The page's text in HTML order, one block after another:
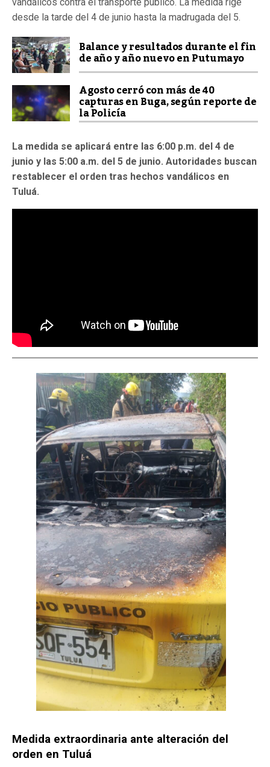
vandálicos contra el transporte público. La medida rige
desde la tarde del 4 de junio hasta la madrugada del 5.
Balance y resultados durante el fin
de año y año nuevo en Putumayo
Agosto cerró con más de 40
capturas en Buga, según reporte de
la Policía
La medida se aplicará entre las 6:00 p.m. del 4 de
junio y las 5:00 a.m. del 5 de junio. Autoridades buscan
restablecer el orden tras hechos vandálicos en
Tuluá.
Medida extraordinaria ante alteración del
orden en Tuluá